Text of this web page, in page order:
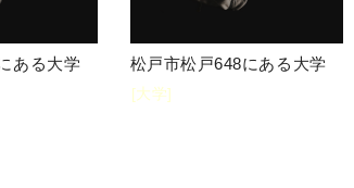
ある大学 松戸市松戸648にある大学
[大学]